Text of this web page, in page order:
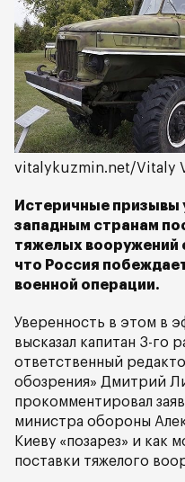
vitalykuzmin.net/Vitaly
Истеричные призывы
западным странам
тяжелых вооружений
что Россия
военной операции.
Уверенность в этом в
высказал капитан 3-го
ответственный
обозрения» Дмитрий
прокомментировал
министра обороны
Киеву «позарез» и как
поставки тяжелого